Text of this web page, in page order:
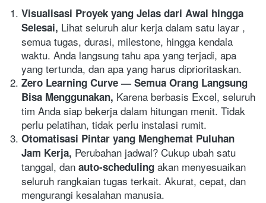
Visualisasi Proyek yang Jelas dari Awal hingga
Selesai, Lihat seluruh alur kerja dalam satu layar ,
semua tugas, durasi, milestone, hingga kendala
waktu. Anda langsung tahu apa yang terjadi, apa
yang tertunda, dan apa yang harus diprioritaskan.
Zero Learning Curve — Semua Orang Langsung
Bisa Menggunakan, Karena berbasis Excel, seluruh
tim Anda siap bekerja dalam hitungan menit. Tidak
perlu pelatihan, tidak perlu instalasi rumit.
Otomatisasi Pintar yang Menghemat Puluhan
Jam Kerja, Perubahan jadwal? Cukup ubah satu
tanggal, dan auto-scheduling akan menyesuaikan
seluruh rangkaian tugas terkait. Akurat, cepat, dan
mengurangi kesalahan manusia.